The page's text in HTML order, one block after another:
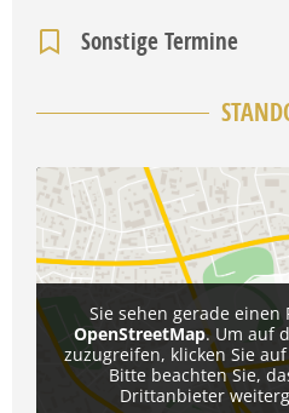
Sonstige Termine
Sie sehen gerade
OpenStreetMap. Um auf
zuzugreifen, klicken Sie
Bitte beachten Sie,
Drittanbieter